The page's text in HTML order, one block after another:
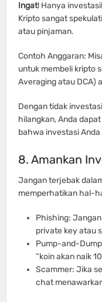
Ingat! Hanya
Kripto sangat
atau pinjaman.
Contoh Anggaran:
untuk membeli kripto
Averaging atau DCA)
Dengan tidak
hilangkan, Anda
bahwa investasi
8. Amankan
Jangan terjebak
memperhatikan hal-
Phishing:
private key atau
Pump-and-
“koin akan naik
Scammer: Jika
chat